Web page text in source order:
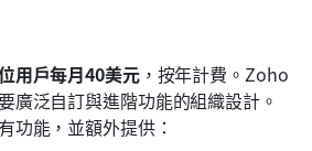
用戶每月40美元，按年計費。Zoho
廣泛自訂與進階功能的組織設計。
功能，並額外提供：